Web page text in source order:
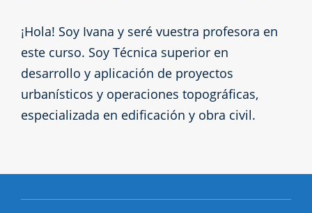
¡Hola! Soy Ivana y seré vuestra profesora en
este curso. Soy Técnica superior en
desarrollo y aplicación de proyectos
urbanísticos y operaciones topográficas,
especializada en edificación y obra civil.